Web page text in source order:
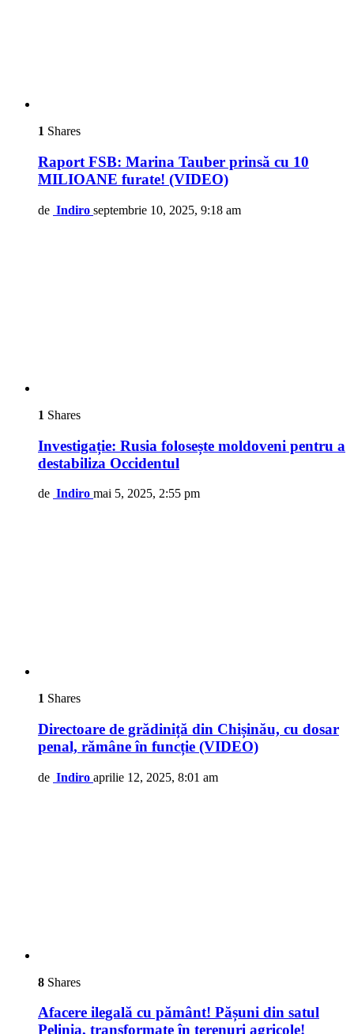
1 Shares
Raport FSB: Marina Tauber prinsă cu 10
MILIOANE furate! (VIDEO)
de Indiro septembrie 10, 2025, 9:18 am
1 Shares
Investigație: Rusia folosește moldoveni pentru a
destabiliza Occidentul
de Indiro mai 5, 2025, 2:55 pm
1 Shares
Directoare de grădiniță din Chișinău, cu dosar
penal, rămâne în funcție​ (VIDEO)
de Indiro aprilie 12, 2025, 8:01 am
8 Shares
Afacere ilegală cu pământ! Pășuni din satul
Pelinia, transformate în terenuri agricole!